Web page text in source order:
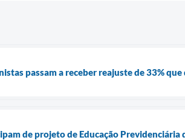
passam a receber reajuste de 33%
de projeto de Educação Previdenciária